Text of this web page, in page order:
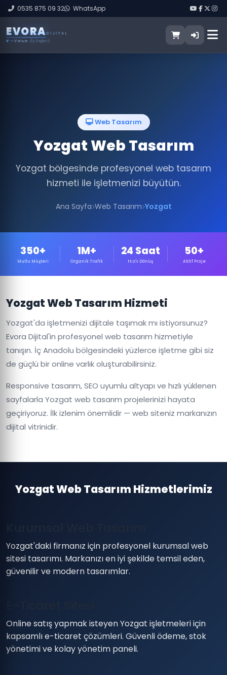
0535 875 09 32 WhatsApp
EVORA DIJITAL
V — Value (İş Değeri)
Web Tasarım
Yozgat Web Tasarım
Yozgat bölgesinde profesyonel web tasarım
hizmeti ile işletmenizi büyütün.
Ana Sayfa Web Tasarım Yozgat
350+
Mutlu Müşteri
1M+
Organik Trafik
24 Saat
Hızlı Dönüş
50+
Aktif Proje
Yozgat Web Tasarım Hizmeti
Yozgat'da işletmenizi dijitale taşımak mı istiyorsunuz?
Evora Dijital'in profesyonel web tasarım hizmetiyle
tanışın. İç Anadolu bölgesindeki yüzlerce işletme gibi siz
de güçlü bir online varlık oluşturabilirsiniz.
Responsive tasarım, SEO uyumlu altyapı ve hızlı yüklenen
sayfalarla Yozgat web tasarım projelerinizi hayata
geçiriyoruz. İlk izlenim önemlidir — web siteniz markanızın
dijital vitrinidir.
Yozgat Web Tasarım Hizmetlerimiz
Yozgat'daki firmanız için profesyonel kurumsal web
sitesi tasarımı. Markanızı en iyi şekilde temsil eden,
güvenilir ve modern tasarımlar.
Online satış yapmak isteyen Yozgat işletmeleri için
kapsamlı e-ticaret çözümleri. Güvenli ödeme, stok
yönetimi ve kolay yönetim paneli.